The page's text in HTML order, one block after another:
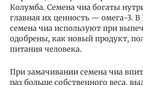
Колумба. Семена чиа богаты
главная их ценность — омега-3. В
семена чиа используют при
одобрены, как новый продукт,
питания человека.
При замачивании семена чиа
раз больше собственного веса,